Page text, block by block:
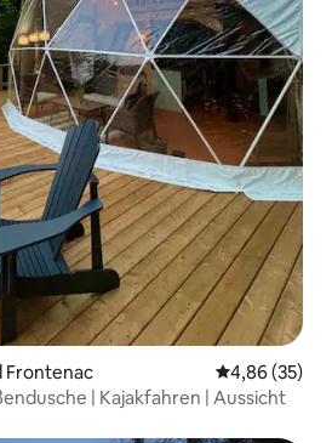
Frontenac
4,86 (35)
| Kajakfahren | Aussicht